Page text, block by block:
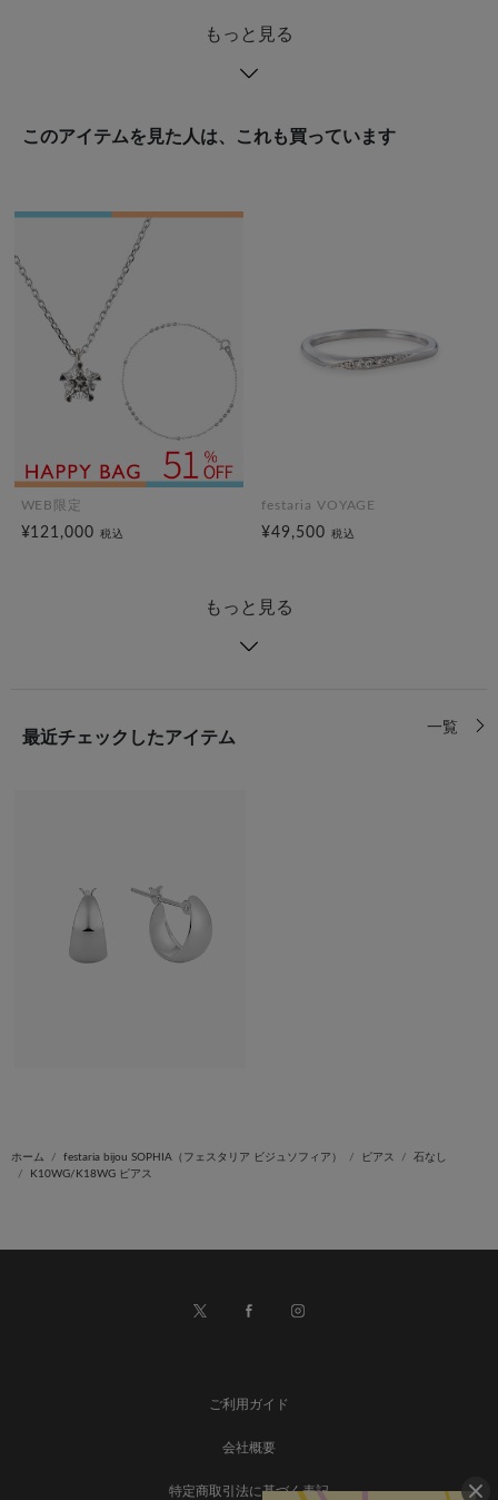
もっと見る
このアイテムを見た人は、これも買っています
WEB限定
¥121,000税込
festaria VOYAGE
¥49,500 税込
もっと見る
最近チェックしたアイテム
一覧
ホーム festaria bijou SOPHIA（フェスタリア ビジュソフィア） ピアス
石なし
K10WG/K18WG ピアス
ご利用ガイド
会社概要
特定商取引法に基づく表記